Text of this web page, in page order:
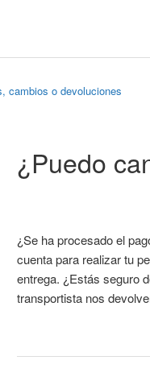
cambios o devoluciones
¿Puedo
¿Se ha procesado el
cuenta para realizar tu
entrega. ¿Estás seguro
transportista nos